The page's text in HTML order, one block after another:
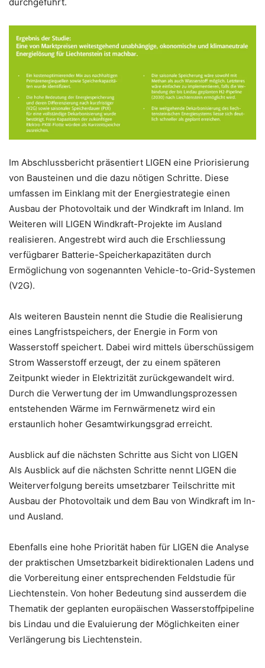
Im Abschlussbericht präsentiert LIGEN eine Priorisierung
von Bausteinen und die dazu nötigen Schritte. Diese
umfassen im Einklang mit der Energiestrategie einen
Ausbau der Photovoltaik und der Windkraft im Inland. Im
Weiteren will LIGEN Windkraft-Projekte im Ausland
realisieren. Angestrebt wird auch die Erschliessung
verfügbarer Batterie-Speicherkapazitäten durch
Ermöglichung von sogenannten Vehicle-to-Grid-Systemen
(V2G).
Als weiteren Baustein nennt die Studie die Realisierung
eines Langfristspeichers, der Energie in Form von
Wasserstoff speichert. Dabei wird mittels überschüssigem
Strom Wasserstoff erzeugt, der zu einem späteren
Zeitpunkt wieder in Elektrizität zurückgewandelt wird.
Durch die Verwertung der im Umwandlungsprozessen
entstehenden Wärme im Fernwärmenetz wird ein
erstaunlich hoher Gesamtwirkungsgrad erreicht.
Ausblick auf die nächsten Schritte aus Sicht von LIGEN
Als Ausblick auf die nächsten Schritte nennt LIGEN die
Weiterverfolgung bereits umsetzbarer Teilschritte mit
Ausbau der Photovoltaik und dem Bau von Windkraft im In-
und Ausland.
Ebenfalls eine hohe Priorität haben für LIGEN die Analyse
der praktischen Umsetzbarkeit bidirektionalen Ladens und
die Vorbereitung einer entsprechenden Feldstudie für
Liechtenstein. Von hoher Bedeutung sind ausserdem die
Thematik der geplanten europäischen Wasserstoffpipeline
bis Lindau und die Evaluierung der Möglichkeiten einer
Verlängerung bis Liechtenstein.